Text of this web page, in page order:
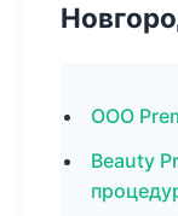
ООО
Beauty